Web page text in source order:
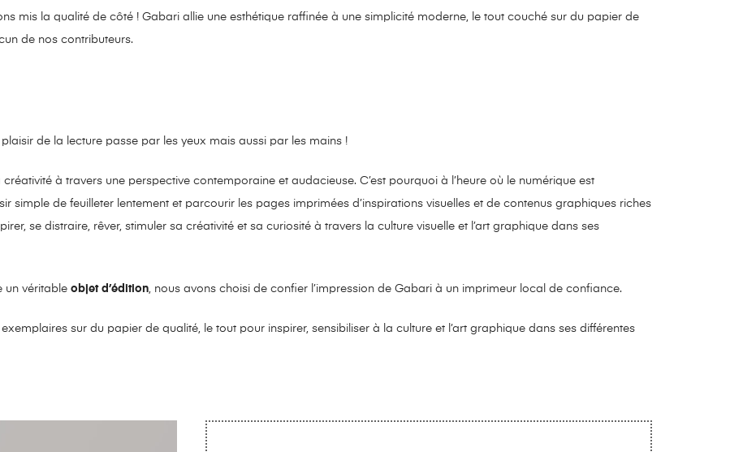
mis la qualité de côté ! Gabari allie une esthétique raffinée à une simplicité moderne, le tout couché sur du papier de
de nos contributeurs.
de la lecture passe par les yeux mais aussi par les mains !
à travers une perspective contemporaine et audacieuse. C’est pourquoi à l’heure où le numérique est
simple de feuilleter lentement et parcourir les pages imprimées d’inspirations visuelles et de contenus graphiques riches
se distraire, rêver, stimuler sa créativité et sa curiosité à travers la culture visuelle et l’art graphique dans ses
un véritable objet d’édition, nous avons choisi de confier l’impression de Gabari à un imprimeur local de confiance.
sur du papier de qualité, le tout pour inspirer, sensibiliser à la culture et l’art graphique dans ses différentes